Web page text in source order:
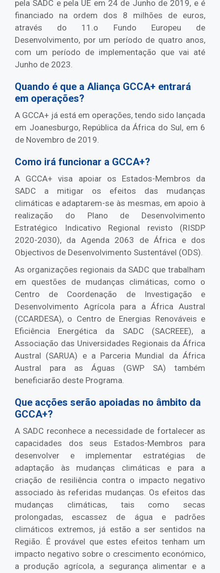
pela SADC e pela UE em 24 de Junho de 2019, e é
financiado na ordem dos 8 milhões de euros,
através do 11.o Fundo Europeu de
Desenvolvimento, por um período de quatro anos,
com um período de implementação que vai até
Junho de 2023.
Quando é que a Aliança GCCA+ entrará
em operações?
A GCCA+ já está em operações, tendo sido lançada
em Joanesburgo, República da África do Sul, em 6
de Novembro de 2019.
Como irá funcionar a GCCA+?
A GCCA+ visa apoiar os Estados-Membros da
SADC a mitigar os efeitos das mudanças
climáticas e adaptarem-se às mesmas, em apoio à
realização do Plano de Desenvolvimento
Estratégico Indicativo Regional revisto (RISDP
2020-2030), da Agenda 2063 de África e dos
Objectivos de Desenvolvimento Sustentável (ODS).
As organizações regionais da SADC que trabalham
em questões de mudanças climáticas, como o
Centro de Coordenação de Investigação e
Desenvolvimento Agrícola para a África Austral
(CCARDESA), o Centro de Energias Renováveis e
Eficiência Energética da SADC (SACREEE), a
Associação das Universidades Regionais da África
Austral (SARUA) e a Parceria Mundial da África
Austral para as Águas (GWP SA) também
beneficiarão deste Programa.
Que acções serão apoiadas no âmbito da
GCCA+?
A SADC reconhece a necessidade de fortalecer as
capacidades dos seus Estados-Membros para
desenvolver e implementar estratégias de
adaptação às mudanças climáticas e para a
criação de resiliência contra o impacto negativo
associado às referidas mudanças. Os efeitos das
mudanças climáticas, tais como secas
prolongadas, escassez de água e padrões
climáticos extremos, já estão a ser sentidos na
Região. É provável que estes efeitos tenham um
impacto negativo sobre o crescimento económico,
a produção agrícola, a segurança alimentar e a